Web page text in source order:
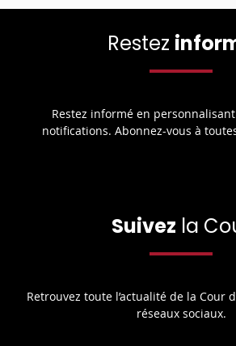
Restez
Restez informé en
notifications. Abonnez-vous à
Suivez la
Retrouvez toute l’actualité de la Cour
réseaux sociaux.